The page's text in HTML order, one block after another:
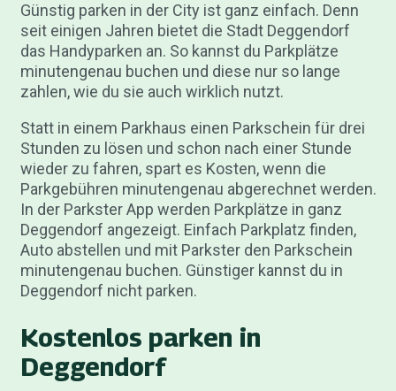
Günstig parken in der City ist ganz einfach. Denn
seit einigen Jahren bietet die Stadt Deggendorf
das Handyparken an. So kannst du Parkplätze
minutengenau buchen und diese nur so lange
zahlen, wie du sie auch wirklich nutzt.
Statt in einem Parkhaus einen Parkschein für drei
Stunden zu lösen und schon nach einer Stunde
wieder zu fahren, spart es Kosten, wenn die
Parkgebühren minutengenau abgerechnet werden.
In der Parkster App werden Parkplätze in ganz
Deggendorf angezeigt. Einfach Parkplatz finden,
Auto abstellen und mit Parkster den Parkschein
minutengenau buchen. Günstiger kannst du in
Deggendorf nicht parken.
Kostenlos parken in
Deggendorf